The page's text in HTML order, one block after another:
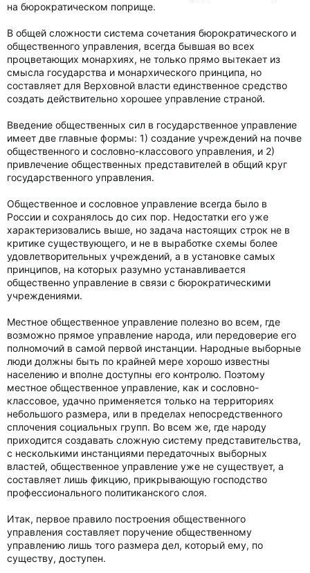
на бюрократическом поприще.
В общей сложности система сочетания бюрократического и
общественного управления, всегда бывшая во всех
процветающих монархиях, не только прямо вытекает из
смысла государства и монархического принципа, но
составляет для Верховной власти единственное средство
создать действительно хорошее управление страной.
Введение общественных сил в государственное управление
имеет две главные формы: 1) создание учреждений на почве
общественного и сословно-классового управления, и 2)
привлечение общественных представителей в общий круг
государственного управления.
Общественное и сословное управление всегда было в
России и сохранялось до сих пор. Недостатки его уже
характеризовались выше, но задача настоящих строк не в
критике существующего, и не в выработке схемы более
удовлетворительных учреждений, а в установке самых
принципов, на которых разумно устанавливается
общественно управление в связи с бюрократическими
учреждениями.
Местное общественное управление полезно во всем, где
возможно прямое управление народа, или передоверие его
полномочий в самой первой инстанции. Народные выборные
люди должны быть по крайней мере хорошо известны
населению и вполне доступны его контролю. Поэтому
местное общественное управление, как и сословно-
классовое, удачно применяется только на территориях
небольшого размера, или в пределах непосредственного
сплочения социальных групп. Во всем же, где народу
приходится создавать сложную систему представительства,
с несколькими инстанциями передаточных выборных
властей, общественное управление уже не существует, а
составляет лишь фикцию, прикрывающую господство
профессионального политиканского слоя.
Итак, первое правило построения общественного
управления составляет поручение общественному
управлению лишь того размера дел, который ему, по
существу, доступен.